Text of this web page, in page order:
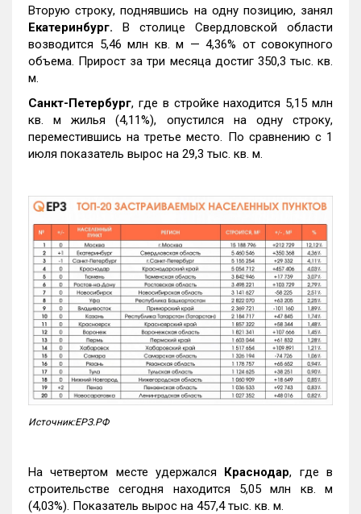
Вторую строку, поднявшись на одну позицию, занял
Екатеринбург. В столице Свердловской области
возводится 5,46 млн кв. м — 4,36% от совокупного
объема. Прирост за три месяца достиг 350,3 тыс. кв.
м.
Санкт-Петербург, где в стройке находится 5,15 млн
кв. м жилья (4,11%), опустился на одну строку,
переместившись на третье место. По сравнению с 1
июля показатель вырос на 29,3 тыс. кв. м.
Источник:ЕРЗ.РФ
На четвертом месте удержался Краснодар, где в
строительстве сегодня находится 5,05 млн кв. м
(4,03%). Показатель вырос на 457,4 тыс. кв. м.